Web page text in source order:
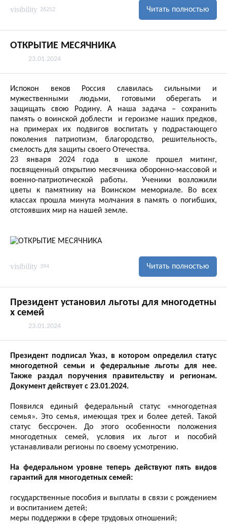
visibility 26252 Читать полностью
ОТКРЫТИЕ МЕСЯЧНИКА
23.01.2024
Испокон веков Россия славилась сильными и
мужественными людьми, готовыми оберегать и
защищать свою Родину. А наша задача – сохранить
память о воинской доблести и героизме наших предков,
на примерах их подвигов воспитать у подрастающего
поколения патриотизм, благородство, решительность,
смелость для защиты своего Отечества.
23 января 2024 года в школе прошел митинг,
посвященный открытию месячника оборонно-массовой и
военно-патриотической работы. Ученики возложили
цветы к памятнику на Воинском мемориале. Во всех
классах прошла минута молчания в память о погибших,
отстоявших мир на нашей земле.
visibility 394 Читать полностью
Президент установил льготы для многодетны
х семей
23.01.2024
Президент подписал Указ, в котором определил статус
многодетной семьи и федеральные льготы для нее.
Также раздал поручения правительству и регионам.
Документ действует с 23.01.2024.
Появился единый федеральный статус «многодетная
семья». Это семья, имеющая трех и более детей. Такой
статус бессрочен. До этого особенности положения
многодетных семей, условия их льгот и пособий
устанавливали регионы по своему усмотрению.
На федеральном уровне теперь действуют пять видов
гарантий для многодетных семей:
государственные пособия и выплаты в связи с рождением
и воспитанием детей;
меры поддержки в сфере трудовых отношений;